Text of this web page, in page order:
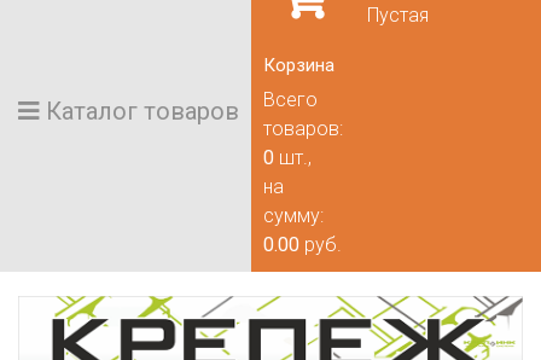
Каталог товаров
Пустая
Корзина
Всего
товаров:
0 шт.,
на
сумму:
0.00 руб.